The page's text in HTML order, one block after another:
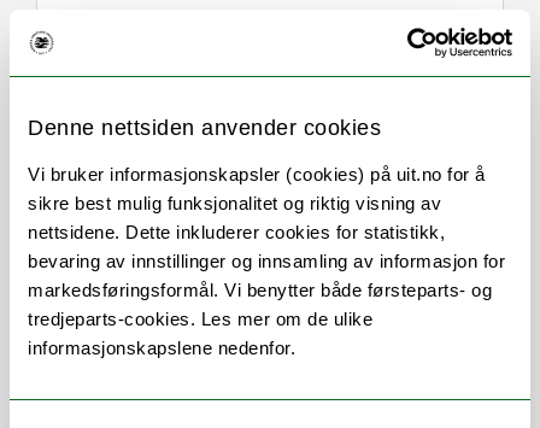
Denne nettsiden anvender cookies
Vi bruker informasjonskapsler (cookies) på uit.no for å
sikre best mulig funksjonalitet og riktig visning av
nettsidene. Dette inkluderer cookies for statistikk,
bevaring av innstillinger og innsamling av informasjon for
markedsføringsformål. Vi benytter både førsteparts- og
tredjeparts-cookies. Les mer om de ulike
informasjonskapslene nedenfor.
Om
Forskning og undervisning
Publikasjoner
Her finner du meg